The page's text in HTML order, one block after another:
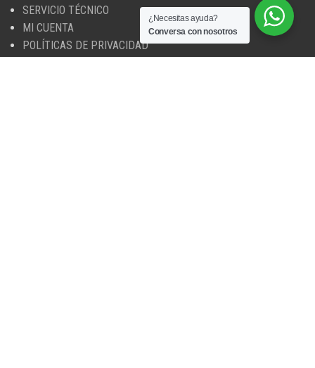
SERVICIO TÉCNICO
MI CUENTA
POLÍTICAS DE PRIVACIDAD
¿Necesitas ayuda?
Conversa con nosotros